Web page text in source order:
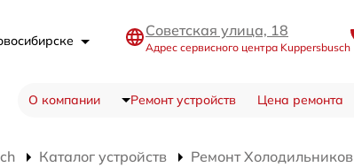
Советская улица, 18
Адрес сервисного центра Kuppersbusch
О компании Ремонт устройств Цена ремонта
Каталог устройств Ремонт Холодильников